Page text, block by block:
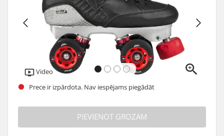
Video
Prece ir izpārdota. Nav iespējams piegādāt
PIEVIENOT GROZAM